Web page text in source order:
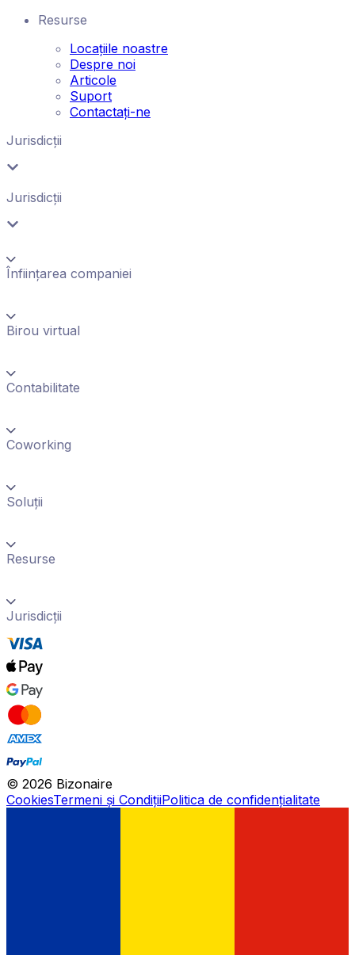
Resurse
Locațiile noastre
Despre noi
Articole
Suport
Contactați-ne
Jurisdicții
Jurisdicții
Înființarea companiei
Birou virtual
Contabilitate
Coworking
Soluții
Resurse
Jurisdicții
© 2026 Bizonaire
CookiesTermeni și CondițiiPolitica de confidențialitate